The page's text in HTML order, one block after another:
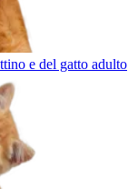
e del gatto adulto